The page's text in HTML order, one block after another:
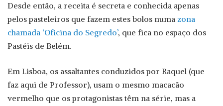
Desde então, a receita é secreta e conhecida apenas
pelos pasteleiros que fazem estes bolos numa zona
chamada ‘Oficina do Segredo’, que fica no espaço dos
Pastéis de Belém.
Em Lisboa, os assaltantes conduzidos por Raquel (que
faz aqui de Professor), usam o mesmo macacão
vermelho que os protagonistas têm na série, mas a